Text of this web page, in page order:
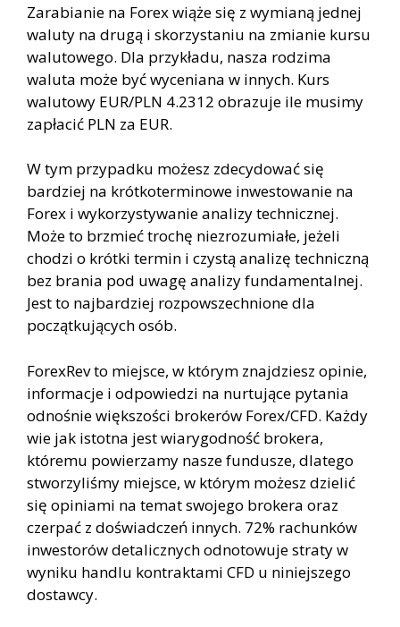
Zarabianie na Forex wiąże się z wymianą jednej
waluty na drugą i skorzystaniu na zmianie kursu
walutowego. Dla przykładu, nasza rodzima
waluta może być wyceniana w innych. Kurs
walutowy EUR/PLN 4.2312 obrazuje ile musimy
zapłacić PLN za EUR.
W tym przypadku możesz zdecydować się
bardziej na krótkoterminowe inwestowanie na
Forex i wykorzystywanie analizy technicznej.
Może to brzmieć trochę niezrozumiałe, jeżeli
chodzi o krótki termin i czystą analizę techniczną
bez brania pod uwagę analizy fundamentalnej.
Jest to najbardziej rozpowszechnione dla
początkujących osób.
ForexRev to miejsce, w którym znajdziesz opinie,
informacje i odpowiedzi na nurtujące pytania
odnośnie większości brokerów Forex/CFD. Każdy
wie jak istotna jest wiarygodność brokera,
któremu powierzamy nasze fundusze, dlatego
stworzyliśmy miejsce, w którym możesz dzielić
się opiniami na temat swojego brokera oraz
czerpać z doświadczeń innych. 72% rachunków
inwestorów detalicznych odnotowuje straty w
wyniku handlu kontraktami CFD u niniejszego
dostawcy.